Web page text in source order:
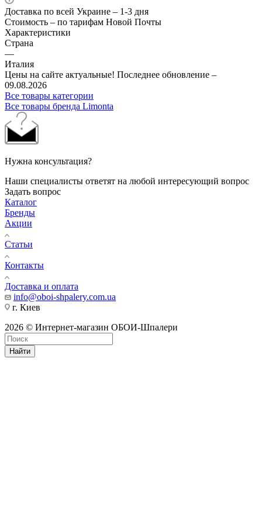
Доставка по всей Украине – 1-3 дня
Стоимость – по тарифам Новой Почты
Характеристики
Страна
—
Италия
Цены на сайте актуальные! Последнее обновление –
09.08.2026
Все товары категории
Все товары бренда Limonta
Нужна консультация?
Наши специалисты ответят на любой интересующий вопрос
Задать вопрос
Каталог
Бренды
Акции
Статьи
Контакты
Доставка и оплата
info@oboi-shpalery.com.ua
г. Киев
2026 © Интернет-магазин ОБОИ-Шпалери
Найти